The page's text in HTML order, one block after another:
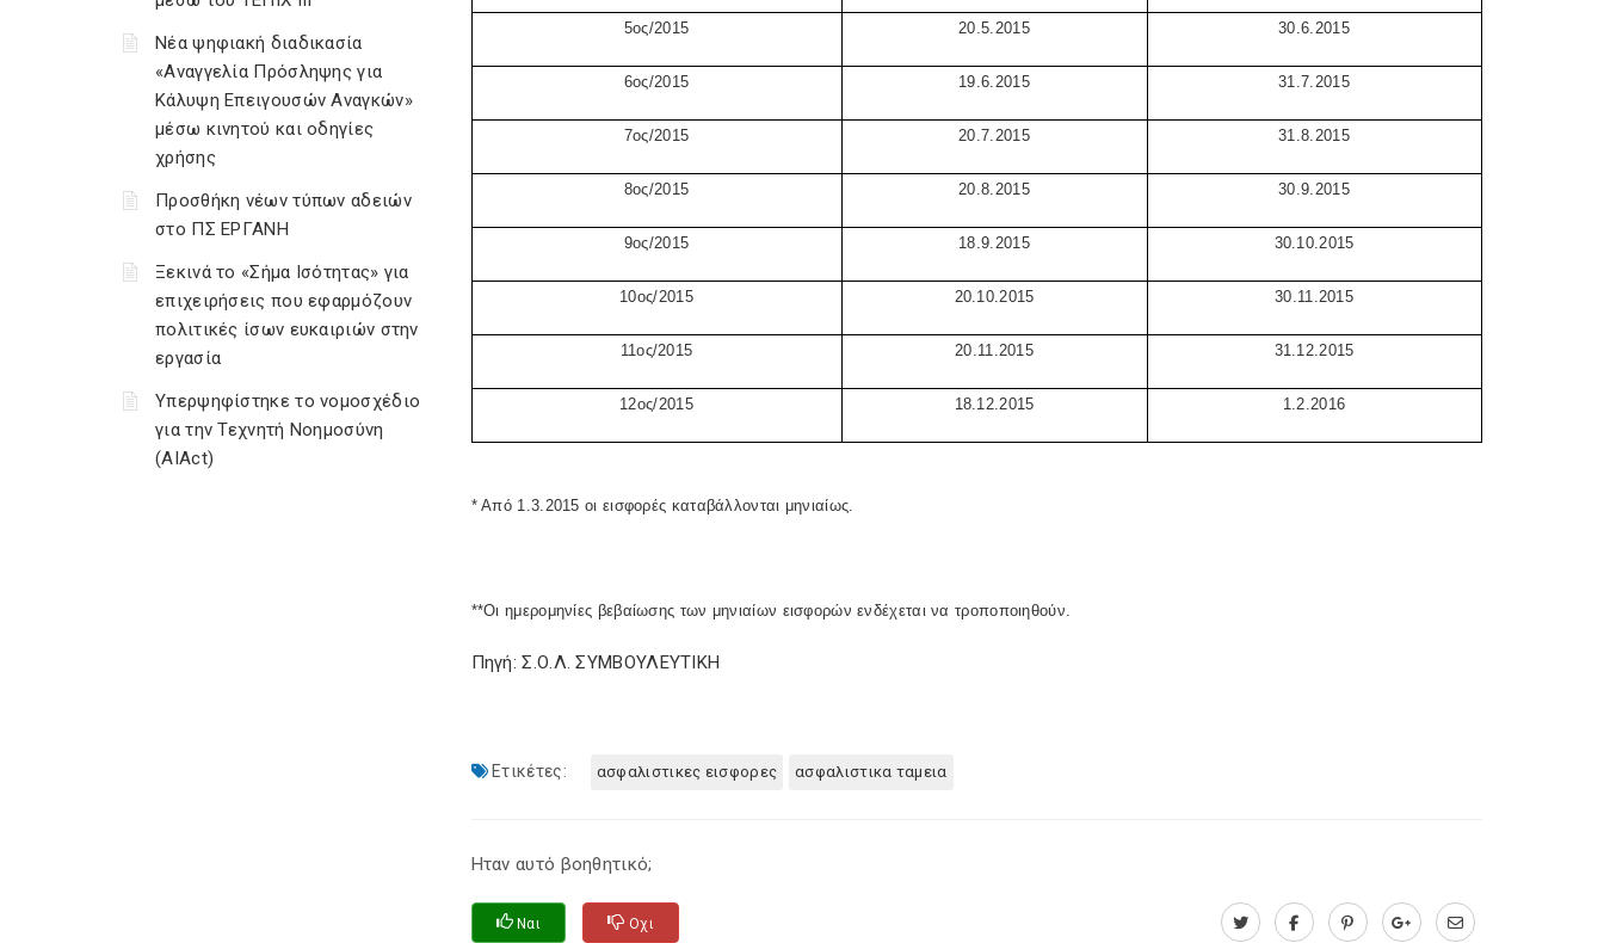
Νέα ψηφιακή διαδικασία
«Αναγγελία Πρόσληψης για
Κάλυψη Επειγουσών Αναγκών»
μέσω κινητού και οδηγίες
χρήσης
Προσθήκη νέων τύπων αδειών
στο ΠΣ ΕΡΓΑΝΗ
Ξεκινά το «Σήμα Ισότητας» για
επιχειρήσεις που εφαρμόζουν
πολιτικές ίσων ευκαιριών στην
εργασία
Υπερψηφίστηκε το νομοσχέδιο
για την Τεχνητή Νοημοσύνη
(AIAct)
5ος/2015 20.5.2015 30.6.2015
6ος/2015 19.6.2015 31.7.2015
7ος/2015 20.7.2015 31.8.2015
8ος/2015 20.8.2015 30.9.2015
9ος/2015 18.9.2015 30.10.2015
10ος/2015 20.10.2015 30.11.2015
11ος/2015 20.11.2015 31.12.2015
12ος/2015 18.12.2015 1.2.2016
* Από 1.3.2015 οι εισφορές καταβάλλονται μηνιαίως.
**Οι ημερομηνίες βεβαίωσης των μηνιαίων εισφορών ενδέχεται να τροποποιηθούν.
Πηγή: Σ.Ο.Λ. ΣΥΜΒΟΥΛΕΥΤΙΚΗ
Ετικέτες: ασφαλιστικες εισφορες ασφαλιστικα ταμεια
Ηταν αυτό βοηθητικό;
Ναι Οχι